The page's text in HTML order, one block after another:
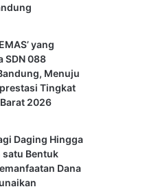
yang
SDN 088
Menuju
Tingkat
2026
Daging Hingga
satu Bentuk
Dana